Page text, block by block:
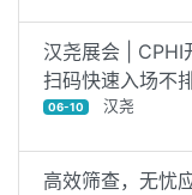
汉尧展会 | CPHI
扫码快速入场不
06-10 汉尧
高效筛查，无忧